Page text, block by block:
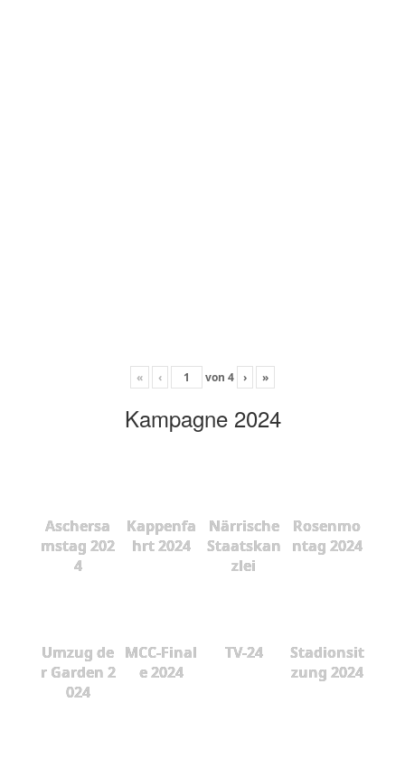
« ‹ von 4 › »
Kampagne 2024
Aschersa
mstag 202
4
Kappenfa
hrt 2024
Närrische
Staatskan
zlei
Rosenmo
ntag 2024
Umzug de
r Garden 2
024
MCC-Final
e 2024
TV-24
Stadionsit
zung 2024